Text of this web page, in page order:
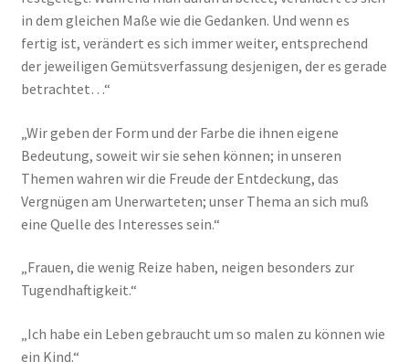
in dem gleichen Maße wie die Gedanken. Und wenn es
fertig ist, verändert es sich immer weiter, entsprechend
der jeweiligen Gemütsverfassung desjenigen, der es gerade
betrachtet…“
„Wir geben der Form und der Farbe die ihnen eigene
Bedeutung, soweit wir sie sehen können; in unseren
Themen wahren wir die Freude der Entdeckung, das
Vergnügen am Unerwarteten; unser Thema an sich muß
eine Quelle des Interesses sein.“
„Frauen, die wenig Reize haben, neigen besonders zur
Tugendhaftigkeit.“
„Ich habe ein Leben gebraucht um so malen zu können wie
ein Kind.“